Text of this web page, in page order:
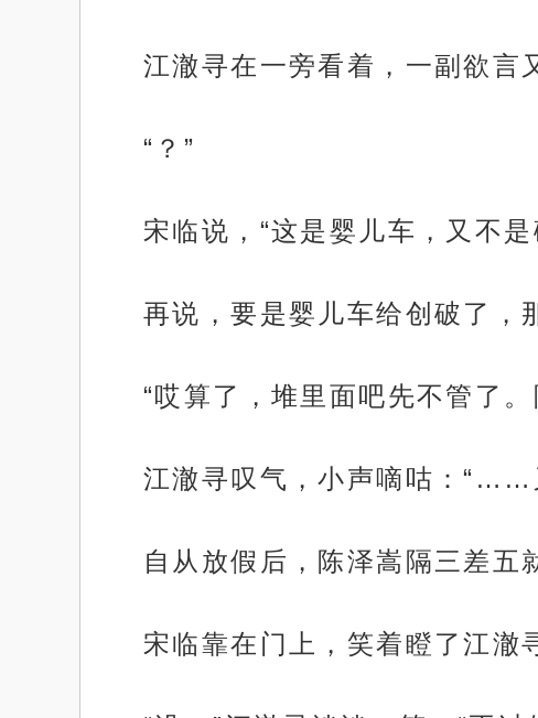
江澈寻在一旁看着，一副欲
“？”
宋临说，“这是婴儿车，又不
再说，要是婴儿车给创破了
“哎算了，堆里面吧先不管了
江澈寻叹气，小声嘀咕：“……
自从放假后，陈泽嵩隔三差五
宋临靠在门上，笑着瞪了江澈